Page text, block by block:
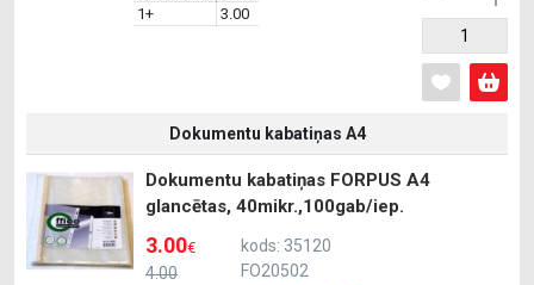
1+
3.00
Dokumentu kabatiņas A4
Dokumentu kabatiņas FORPUS A4
glancētas, 40mikr.,100gab/iep.
4.00
3.00€
kods: 35120
FO20502